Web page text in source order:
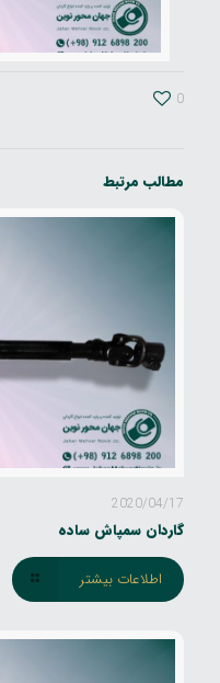
0
مطالب مرتبط
2020/04/17
گاردان سمپاش ساده
اطلاعات بیشتر